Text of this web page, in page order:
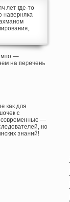
лет где-то
наверняка
—
на перечень
как для
с
современные —
но
знаний!